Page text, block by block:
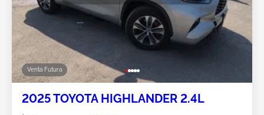
Venta Futura
2025 TOYOTA HIGHLANDER 2.4L